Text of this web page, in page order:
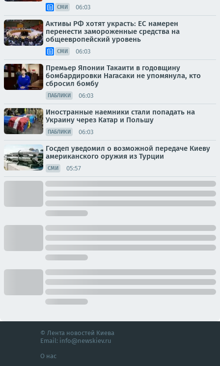
СМИ 06:03
Активы РФ хотят украсть: ЕС намерен
перенести замороженные средства на
общеевропейский уровень
СМИ 06:03
Премьер Японии Такаити в годовщину
бомбардировки Нагасаки не упомянула, кто
сбросил бомбу
ПАБЛИКИ 06:03
Иностранные наемники стали попадать на
Украину через Катар и Польшу
ПАБЛИКИ 06:03
Госдеп уведомил о возможной передаче Киеву
американского оружия из Турции
СМИ 05:57
© Лента новостей Киева
Email: info@newskiev.ru
О нас